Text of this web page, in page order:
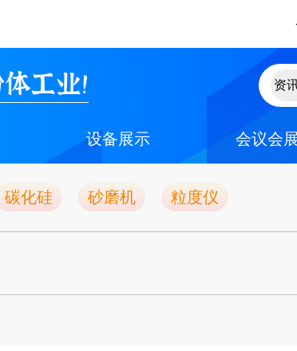
工业！
设备展示 会议会
碳化硅 砂磨机 粒度仪